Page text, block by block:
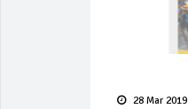
28 Mar 2019